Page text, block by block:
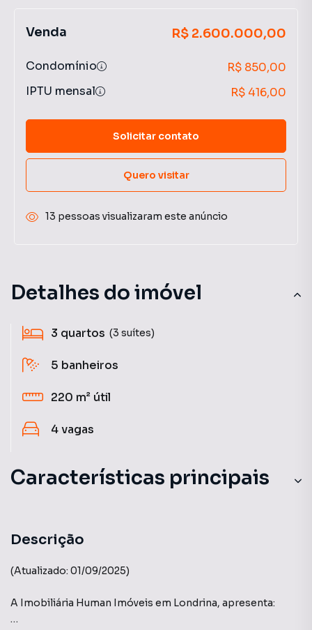
Detalhes do imóvel
3 quartos (3 suítes)
5 banheiros
220 m² útil
4vagas
Características principais
Descrição
(Atualizado: 01/09/2025)
A Imobiliária Human Imóveis em Londrina, apresenta:
Venda R$ 2.600.000,00
Condomínio
R$ 850,00
IPTU mensal
R$ 416,00
Solicitar contato
Quero visitar
13 pessoas visualizaram este anúncio